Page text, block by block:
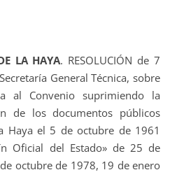
LA HAYA. RESOLUCIÓN de 7
General Técnica, sobre
al Convenio suprimiendo la
de los documentos públicos
Haya el 5 de octubre de 1961
Oficial del Estado» de 25 de
octubre de 1978, 19 de enero